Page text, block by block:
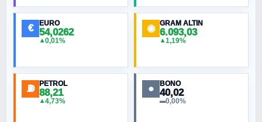
MURAT ÖZKAN
NURETTIN BÖLÜK
€ EURO
54,0262
▲0,01%
◉ GRAM ALTIN
6.093,03
▲1,19%
⛽ PETROL
88,21
▲4,73%
● BONO
40,02
▬0,00%